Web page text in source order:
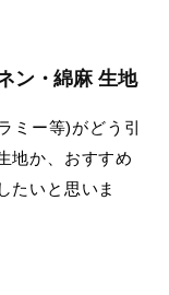
ン・綿麻 生地
ミー等)がどう引
地か、おすすめ
たいと思いま